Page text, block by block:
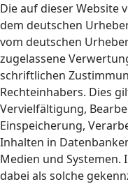
Die auf dieser Website
dem deutschen
vom deutschen
zugelassene
schriftlichen
Rechteinhabers. Dies
Vervielfältigung,
Einspeicherung,
Inhalten in
Medien und Systemen.
dabei als solche